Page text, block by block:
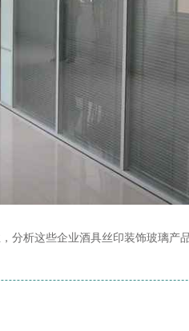
分析这些企业酒具丝印装饰玻璃产